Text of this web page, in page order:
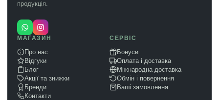
продукція.
МАГАЗИН
Про нас
Відгуки
Блог
Акції та знижки
Бренди
Контакти
СЕРВІС
Бонуси
Оплата і доставка
Міжнародна доставка
Обмін і повернення
Ваші замовлення